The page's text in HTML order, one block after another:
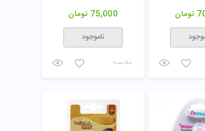
تومان 75,000 تومان
ناموجود
مقایسـه